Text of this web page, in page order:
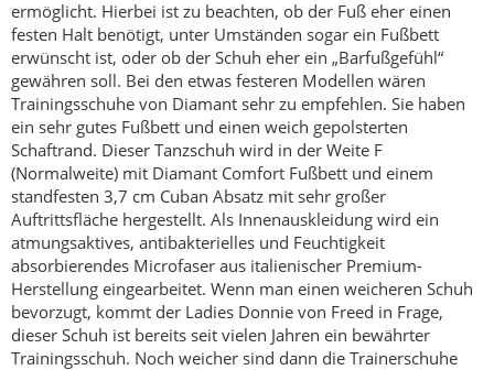
ermöglicht. Hierbei ist zu beachten, ob der Fuß eher einen
festen Halt benötigt, unter Umständen sogar ein Fußbett
erwünscht ist, oder ob der Schuh eher ein „Barfußgefühl“
gewähren soll. Bei den etwas festeren Modellen wären
Trainingsschuhe von Diamant sehr zu empfehlen. Sie haben
ein sehr gutes Fußbett und einen weich gepolsterten
Schaftrand. Dieser Tanzschuh wird in der Weite F
(Normalweite) mit Diamant Comfort Fußbett und einem
standfesten 3,7 cm Cuban Absatz mit sehr großer
Auftrittsfläche hergestellt. Als Innenauskleidung wird ein
atmungsaktives, antibakterielles und Feuchtigkeit
absorbierendes Microfaser aus italienischer Premium-
Herstellung eingearbeitet. Wenn man einen weicheren Schuh
bevorzugt, kommt der Ladies Donnie von Freed in Frage,
dieser Schuh ist bereits seit vielen Jahren ein bewährter
Trainingsschuh. Noch weicher sind dann die Trainerschuhe